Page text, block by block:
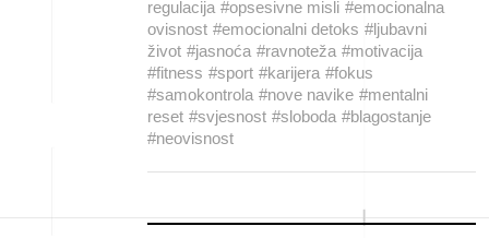
regulacija #opsesivne misli #emocionalna
ovisnost #emocionalni detoks #ljubavni
život #jasnoća #ravnoteža #motivacija
#fitness #sport #karijera #fokus
#samokontrola #nove navike #mentalni
reset #svjesnost #sloboda #blagostanje
#neovisnost